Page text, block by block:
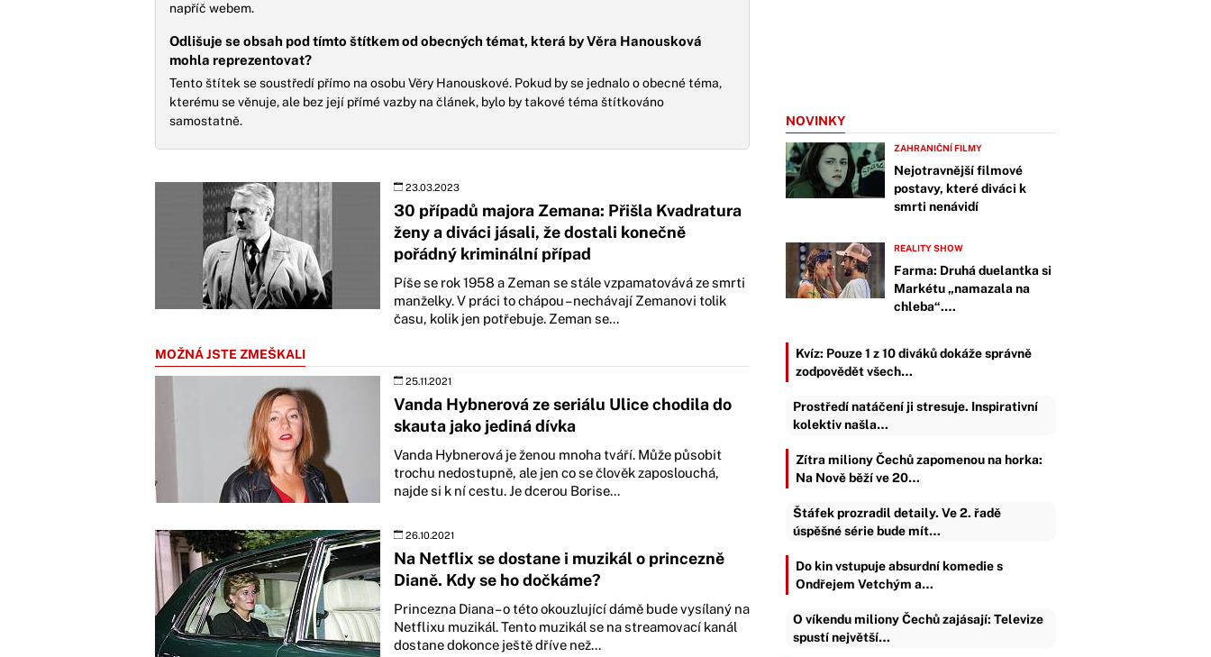
napříč webem.
Odlišuje se obsah pod tímto štítkem od obecných témat, která by Věra Hanousková
mohla reprezentovat?
Tento štítek se soustředí přímo na osobu Věry Hanouskové. Pokud by se jednalo o obecné téma,
kterému se věnuje, ale bez její přímé vazby na článek, bylo by takové téma štítkováno
samostatně.
23.03.2023
30 případů majora Zemana: Přišla Kvadratura
ženy a diváci jásali, že dostali konečně
pořádný kriminální případ
Píše se rok 1958 a Zeman se stále vzpamatovává ze smrti
manželky. V práci to chápou – nechávají Zemanovi tolik
času, kolik jen potřebuje. Zeman se...
MOŽNÁ JSTE ZMEŠKALI
25.11.2021
Vanda Hybnerová ze seriálu Ulice chodila do
skauta jako jediná dívka
Vanda Hybnerová je ženou mnoha tváří. Může působit
trochu nedostupně, ale jen co se člověk zaposlouchá,
najde si k ní cestu. Je dcerou Borise...
26.10.2021
Na Netflix se dostane i muzikál o princezně
Dianě. Kdy se ho dočkáme?
Princezna Diana – o této okouzlující dámě bude vysílaný na
Netflixu muzikál. Tento muzikál se na streamovací kanál
dostane dokonce ještě dříve než...
NOVINKY
ZAHRANIČNÍ FILMY
Nejotravnější filmové
postavy, které diváci k
smrti nenávidí
REALITY SHOW
Farma: Druhá duelantka si
Markétu „namazala na
chleba“.…
Kvíz: Pouze 1 z 10 diváků dokáže správně
zodpovědět všech…
Prostředí natáčení ji stresuje. Inspirativní
kolektiv našla…
Zítra miliony Čechů zapomenou na horka:
Na Nově běží ve 20…
Štáfek prozradil detaily. Ve 2. řadě
úspěšné série bude mít…
Do kin vstupuje absurdní komedie s
Ondřejem Vetchým a…
O víkendu miliony Čechů zajásají: Televize
spustí největší…